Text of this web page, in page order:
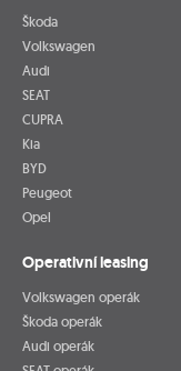
Škoda
Volkswagen
Audi
SEAT
CUPRA
Kia
BYD
Peugeot
Opel
Operativní leasing
Volkswagen operák
Škoda operák
Audi operák